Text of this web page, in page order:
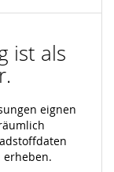
ist als
eignen